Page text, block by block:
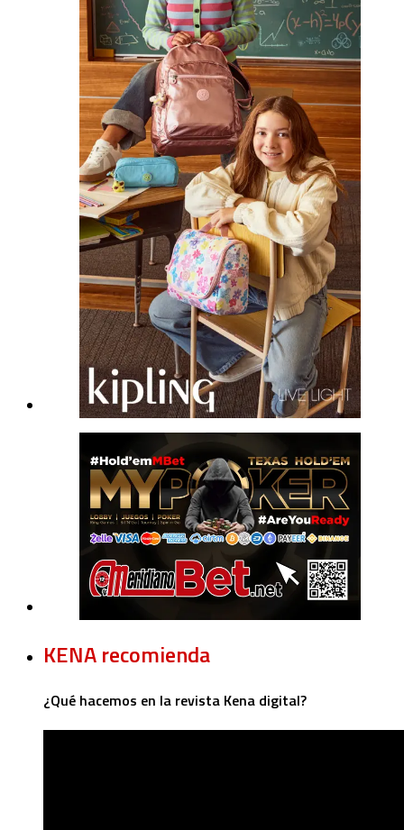
KENA recomienda
¿Qué hacemos en la revista Kena digital?